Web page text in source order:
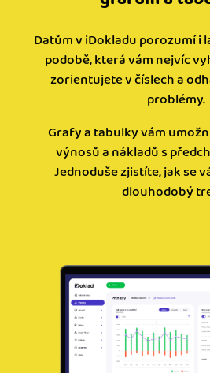
Datům v iDokladu porozumí i
podobě, která vám nejvíc
zorientujete v číslech a
problémy.
Grafy a tabulky vám
výnosů a nákladů s
Jednoduše zjistíte, jak se
dlouhodobý